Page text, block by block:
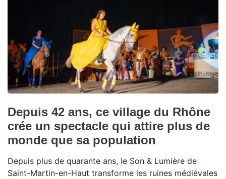
Depuis 42 ans, ce village du Rhône
crée un spectacle qui attire plus de
monde que sa population
Depuis plus de quarante ans, le Son & Lumière de
Saint-Martin-en-Haut transforme les ruines médiévales